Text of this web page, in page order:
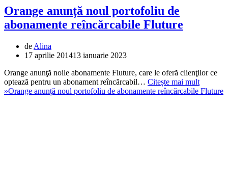
Orange anunță noul portofoliu de
abonamente reîncărcabile Fluture
de Alina
17 aprilie 201413 ianuarie 2023
Orange anunţă noile abonamente Fluture, care le oferă clienţilor ce
optează pentru un abonament reîncărcabil… Citește mai mult
»Orange anunță noul portofoliu de abonamente reîncărcabile Fluture